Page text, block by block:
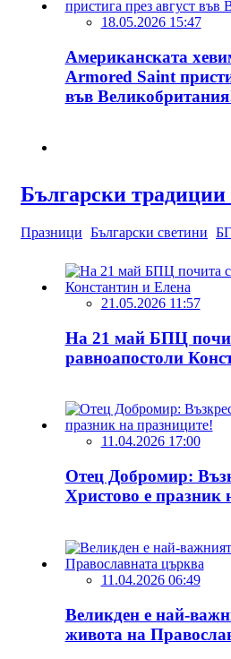
18.05.2026 15:47
Американската
Armored Saint
във
Български традиции
Празници Български светини
21.05.2026 11:57
На 21 май БПЦ
равноапостоли
11.04.2026 17:00
Отец Добромир:
Христово е празник
11.04.2026 06:49
Великден е най-
живота на